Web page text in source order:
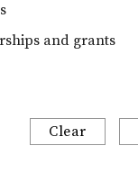
and grants
Clear